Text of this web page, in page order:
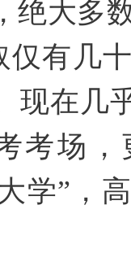
绝大多
仅有几
现在几
考场
学”，